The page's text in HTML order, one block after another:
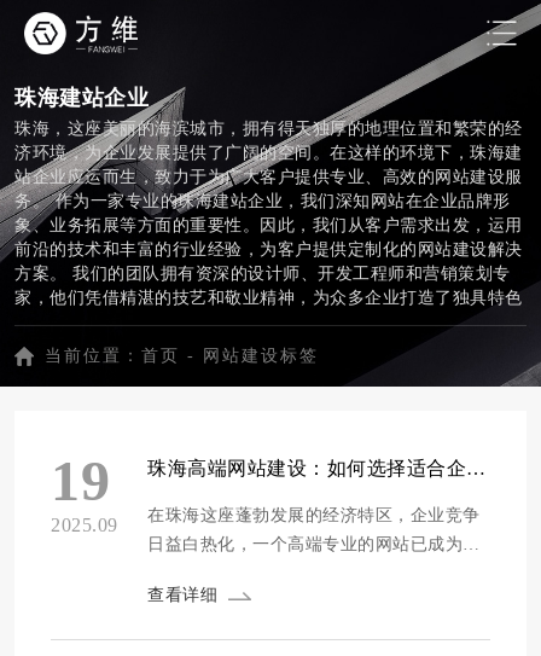
珠海建站企业
珠海，这座美丽的海滨城市，拥有得天独厚的地理位置和繁荣的经
济环境，为企业发展提供了广阔的空间。在这样的环境下，珠海建
站企业应运而生，致力于为广大客户提供专业、高效的网站建设服
务。 作为一家专业的珠海建站企业，我们深知网站在企业品牌形
象、业务拓展等方面的重要性。因此，我们从客户需求出发，运用
前沿的技术和丰富的行业经验，为客户提供定制化的网站建设解决
方案。 我们的团队拥有资深的设计师、开发工程师和营销策划专
家，他们凭借精湛的技艺和敬业精神，为众多企业打造了独具特色
的网站，助力企业实现线上业务的快速发展。 此外，我们还关注
网站的安全性和稳定性，采用国内顶级的服务器和云计算技术，确
保客户网站的高速访问和数据安全。 在选择珠海建站企业时，我
质第一”的服务理念，努力为客户提供最优质、最专业的网站建设
服务。让我们携手共进，共创美好未来！
当前位置： 首页 - 网站建设标签
19
2025.09
珠海高端网站建设：如何选择适合企业的本地建站服务商
在珠海这座蓬勃发展的经济特区，企业竞争
日益白热化，一个高端专业的网站已成为提
地建站服务商凭借其对珠海市场、文化及客
查看详细